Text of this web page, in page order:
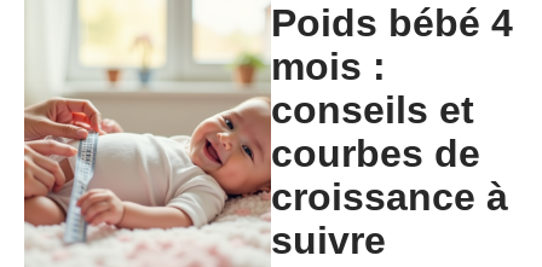
Poids bébé 4
mois :
conseils et
courbes de
croissance à
suivre